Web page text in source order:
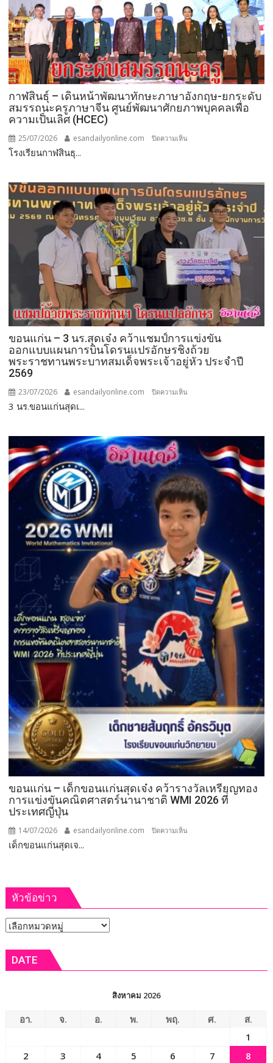
กาฬสินธุ์ – เดินหน้าพัฒนาทักษะภาษาอังกฤษ-ยกระดับ
สมรรถนะครูภาษาจีน ศูนย์พัฒนาศักยภาพบุคคลเพื่อ
ความเป็นเลิศ (HCEC)
25/07/2026 esandailyonline.com ปิดความเห็น
หน้า
พัฒนา
ทักษะ
ภาษา
อังกฤษ-
ยก
ระดับ
สมรรถนะ
ภาษา
จีน
ศูนย์
พัฒนา
ศักยภาพ
โรงเรียนกาฬสินธุ...
ขอนแก่น – 3 นร.สุดเจ๋ง คว้าแชมป์การแข่งขัน
ออกแบบแผนการบินโดรนแปรอักษรชิงถ้วย
พระราชทานพระบาทสมเด็จพระเจ้าอยู่หัว ประจำปี
2569
23/07/2026 esandailyonline.com ปิดความเห็น
เจ๋ง
คว้า
แชมป์
การ
แข่งขัน
ออกแบบ
แผนการ
บิน
โด
รน
แปร
อักษร
ชิง
ถ้วย
พระราชทาน
พระบาท
สมเด็จ
พระเจ้าอยู่หัว
ประจำ
ปี
2569
3 นร.ขอนแก่นสุดเ...
ขอนแก่น – เด็กขอนแก่นสุดเจ๋ง คว้ารางวัลเหรียญทอง
การแข่งขันคณิตศาสตร์นานาชาติ WMI 2026 ที่
ประเทศญี่ปุ่น
14/07/2026 esandailyonline.com ปิดความเห็น
เจ๋ง
นานาชาติ
WMI
2026
เด็กขอนแก่นสุดเจ...
หัวข้อข่าว
หัวข้อ
DATE
สิงหาคม 2026
อา. จ. อ. พ. พฤ. ศ.
ส.
1
2
3 4 5 6 7
8